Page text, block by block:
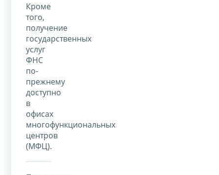
Кроме
того,
получение
государственных
услуг
ФНС
по-
прежнему
доступно
в
офисах
многофункциональных
центров
(МФЦ).